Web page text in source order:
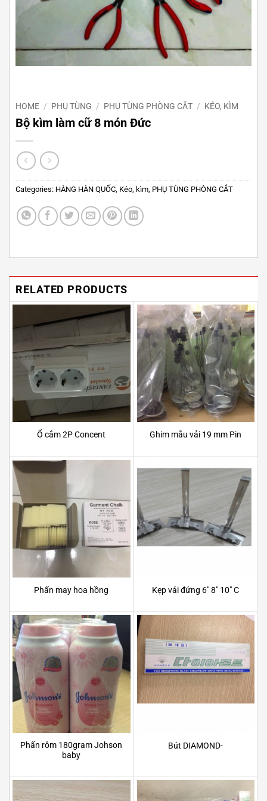
HOME / PHỤ TÙNG / PHỤ TÙNG PHÒNG CẮT / KÉO, KÌM
Bộ kìm làm cữ 8 món Đức
Categories: HÀNG HÀN QUỐC Kéo, kìm PHỤ TÙNG PHÒNG CẮT
RELATED PRODUCTS
Ổ cắm 2P Concent Ghim mẫu vải 19 mm Pin
Phấn may hoa hồng Kẹp vải đứng 6″ 8″ 10″ C
Phấn rôm 180gram Johson
baby
Bút DIAMOND-